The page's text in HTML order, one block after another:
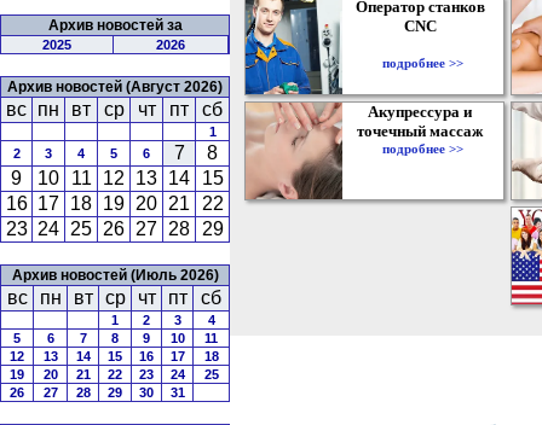
Архив новостей за
2025 2026
Архив новостей (Август 2026)
вс пн вт ср чт пт сб
1
2
3 4 5 6 7
8
9
10 11 12 13 14
15
16 17 18 19 20 21
22
23 24 25 26 27 28 29
Архив новостей (Июль 2026)
вс пн вт ср чт пт сб
1 2 3
4
5
6 7 8 9 10
11
12
13 14 15 16 17
18
19
20 21 22 23 24
25
26
27 28 29 30 31
Оператор станков
CNC
подробнее >>
Акупрессура и
точечный массаж
подробнее >>